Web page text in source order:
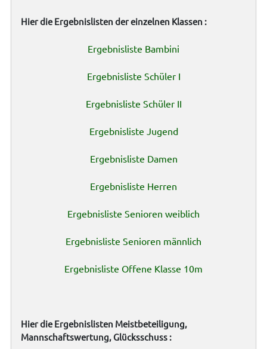
Hier die Ergebnislisten der einzelnen Klassen :
Ergebnisliste Bambini
Ergebnisliste Schüler I
Ergebnisliste Schüler II
Ergebnisliste Jugend
Ergebnisliste Damen
Ergebnisliste Herren
Ergebnisliste Senioren weiblich
Ergebnisliste Senioren männlich
Ergebnisliste Offene Klasse 10m
Hier die Ergebnislisten Meistbeteiligung,
Mannschaftswertung, Glücksschuss :